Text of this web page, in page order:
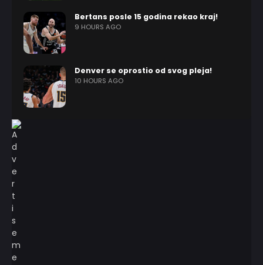
Bertans posle 15 godina rekao kraj!
9 HOURS AGO
Denver se oprostio od svog pleja!
10 HOURS AGO